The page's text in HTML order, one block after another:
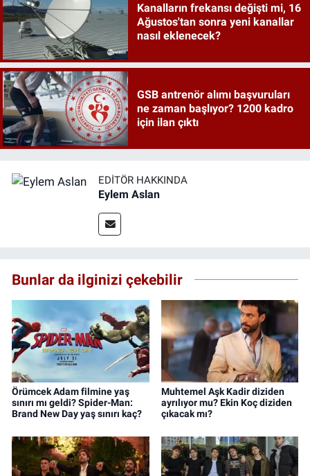
Kanalların frekansı değişti mi, 16
Ağustos'tan sonra yeni kanallar
nasıl eklenecek?
GSB antrenör alımı başvuruları
ne zaman başlıyor? 1200 kadro
için ilan çıktı
EDITÖR HAKKINDA
Eylem Aslan
Bunlar da ilginizi çekebilir
Örümcek Adam filmine yaş
sınırı mı geldi? Spider-Man:
Brand New Day yaş sınırı kaç?
Muhtemel Aşk Kadir diziden
ayrılıyor mu? Ekin Koç diziden
çıkacak mı?